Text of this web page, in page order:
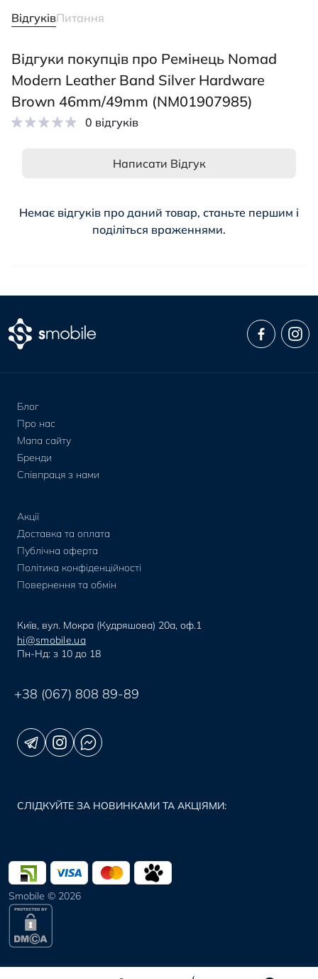
ВідгуківПитання
Відгуки покупців про Ремінець Nomad
Modern Leather Band Silver Hardware
Brown 46mm/49mm (NM01907985)
0 відгуків
Написати Відгук
Немає відгуків про даний товар, станьте першим і
поділіться враженнями.
Блог
Про нас
Мапа сайту
Бренди
Співпраця з нами
Акції
Доставка та оплата
Публічна оферта
Політика конфіденційності
Повернення та обмін
Київ, вул. Мокра (Кудряшова) 20а, оф.1
hi@smobile.ua
Пн-Нд: з 10 до 18
+38 (067) 808 89-89
СЛІДКУЙТЕ ЗА НОВИНКАМИ ТА АКЦІЯМИ:
Smobile © 2026